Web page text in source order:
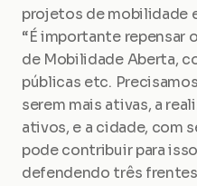
projetos de mobilidade
“É importante repensar
de Mobilidade Aberta,
públicas etc.
serem mais ativas, a
ativos, e a cidade, com
pode contribuir para
defendendo três